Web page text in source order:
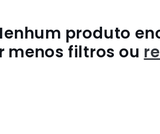
produto
menos filtros ou